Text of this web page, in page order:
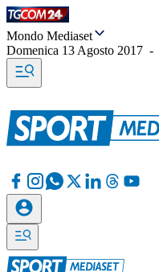
Mondo Mediaset
Domenica 13 Agosto 2017 -